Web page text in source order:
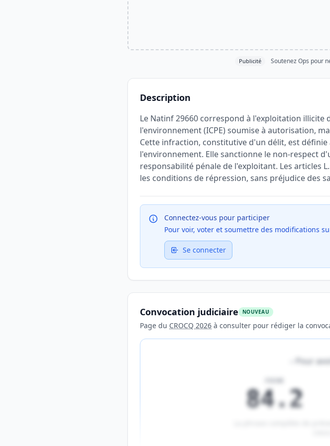
Publicité Soutenez Ops pour
Description
Le Natinf 29660 correspond à l'exploitation
l'environnement (ICPE) soumise à autorisation,
Cette infraction, constitutive d'un délit, est définie
l'environnement. Elle sanctionne le non-respect
responsabilité pénale de l'exploitant. Les articles
les conditions de répression, sans préjudice des
Connectez-vous pour participer
Pour voir, voter et soumettre des modifications
Se connecter
Convocation judiciaire NOUVEAU
Page du CROCQ 2026 à consulter pour rédiger la
Pour
84.2